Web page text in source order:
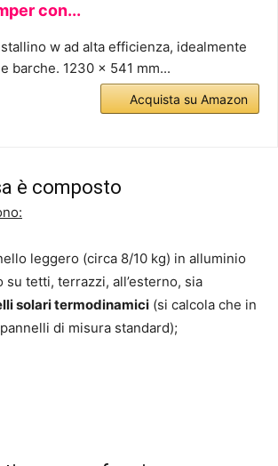
con...
w ad alta efficienza, idealmente
barche. 1230 x 541 mm...
Acquista su Amazon
è composto
leggero (circa 8/10 kg) in alluminio
tetti, terrazzi, all’esterno, sia
solari termodinamici (si calcola che in
di misura standard);